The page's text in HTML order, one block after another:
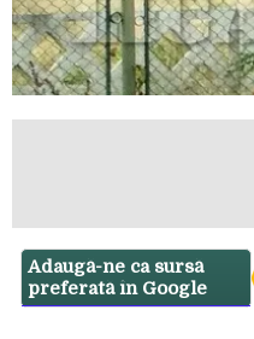
Adaugă-ne ca sursă
preferată în Google